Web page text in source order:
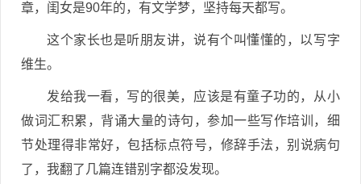
章，闺女是90年的，有文学梦，坚持每天都写。
这个家长也是听朋友讲，说有个叫懂懂的，以写字
维生。
发给我一看，写的很美，应该是有童子功的，从小
做词汇积累，背诵大量的诗句，参加一些写作培训，细
节处理得非常好，包括标点符号，修辞手法，别说病句
了，我翻了几篇连错别字都没发现。